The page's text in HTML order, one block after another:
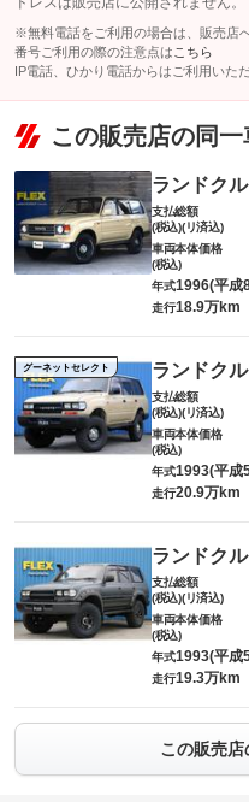
※無料電話をご利用の場合は、販売店
番号ご利用の際の注意点は こちら
IP電話、ひかり電話からはご利用いた
この販売店の同一
ランドク
支払総額
(税込)(リ済込)
車両本体価格
(税込)
年式1996(平成
走行18.9万km
グーネットセレクト ランドク
支払総額
(税込)(リ済込)
車両本体価格
(税込)
年式1993(平成
走行20.9万km
ランドク
支払総額
(税込)(リ済込)
車両本体価格
(税込)
年式1993(平成
走行19.3万km
この販売